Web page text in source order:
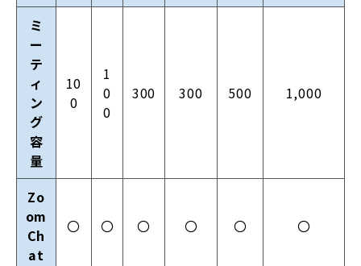
ミ
ー
テ
ィ
ン
グ
容
量
10
0
1
0
0
300 300 500 1,000
Zo
om
Ch
at
〇 〇 〇 〇 〇 〇